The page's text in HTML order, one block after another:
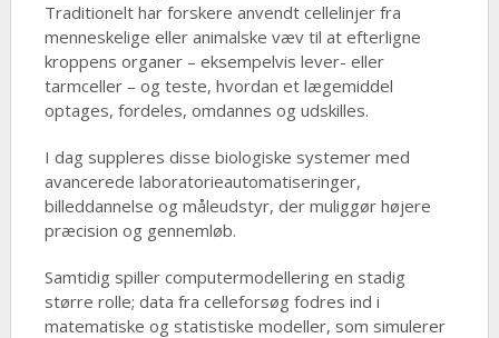
Traditionelt har forskere anvendt cellelinjer fra
menneskelige eller animalske væv til at efterligne
kroppens organer – eksempelvis lever- eller
tarmceller – og teste, hvordan et lægemiddel
optages, fordeles, omdannes og udskilles.
I dag suppleres disse biologiske systemer med
avancerede laboratorieautomatiseringer,
billeddannelse og måleudstyr, der muliggør højere
præcision og gennemløb.
Samtidig spiller computermodellering en stadig
større rolle; data fra celleforsøg fodres ind i
matematiske og statistiske modeller, som simulerer